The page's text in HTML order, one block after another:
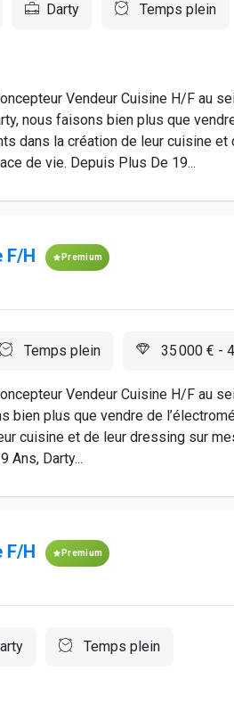
Darty Temps plein
Vendeur Cuisine H/F au
nous faisons bien plus que
dans la création de leur cuisine et
de vie. Depuis Plus De 19...
F/H Premium
Temps plein 35 000 € -
Vendeur Cuisine H/F au
bien plus que vendre de
cuisine et de leur dressing sur
Ans, Darty...
F/H Premium
Temps plein